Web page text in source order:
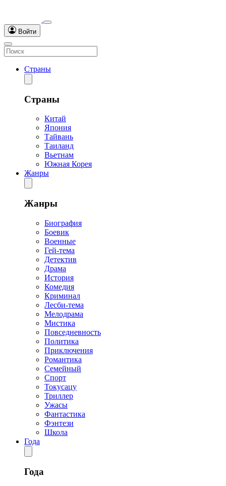
Войти
Страны
Страны
Китай
Япония
Тайвань
Таиланд
Вьетнам
Южная Корея
Жанры
Жанры
Биография
Боевик
Военные
Гей-тема
Детектив
Драма
История
Комедия
Криминал
Лесби-тема
Мелодрама
Мистика
Повседневность
Политика
Приключения
Романтика
Семейный
Спорт
Токусацу
Триллер
Ужасы
Фантастика
Фэнтези
Школа
Года
Года